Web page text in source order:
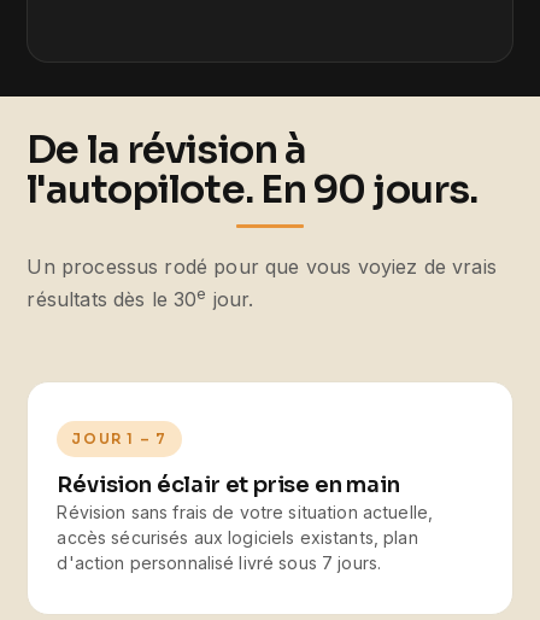
De la révision à
l'autopilote. En 90 jours.
Un processus rodé pour que vous voyiez de vrais
résultats dès le 30e jour.
JOUR 1 – 7
Révision éclair et prise en main
Révision sans frais de votre situation actuelle,
accès sécurisés aux logiciels existants, plan
d'action personnalisé livré sous 7 jours.